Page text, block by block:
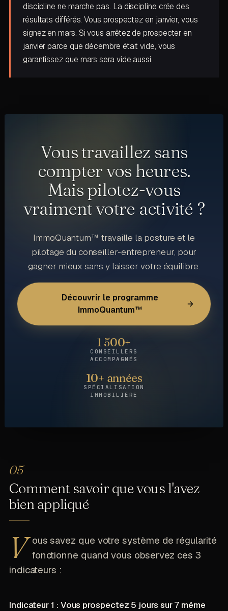
discipline ne marche pas. La discipline crée des
résultats différés. Vous prospectez en janvier, vous
signez en mars. Si vous arrêtez de prospecter en
janvier parce que décembre était vide, vous
garantissez que mars sera vide aussi.
Vous travaillez sans
compter vos heures.
Mais pilotez-vous
vraiment votre activité ?
ImmoQuantum™ travaille la posture et le
pilotage du conseiller-entrepreneur, pour
gagner mieux sans y laisser votre équilibre.
Découvrir le programme
ImmoQuantum™
1 500+
CONSEILLERS
ACCOMPAGNÉS
10+ années
SPÉCIALISATION
IMMOBILIÈRE
Comment savoir que vous l'avez
bien appliqué
V ous savez que votre système de régularité
fonctionne quand vous observez ces 3
indicateurs :
Indicateur 1 : Vous prospectez 5 jours sur 7 même